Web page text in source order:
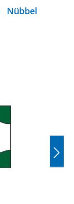
Nübbel